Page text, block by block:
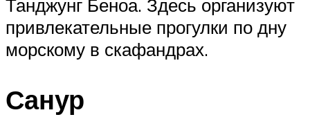
Танджунг Беноа. Здесь организуют
привлекательные прогулки по дну
морскому в скафандрах.
Санур